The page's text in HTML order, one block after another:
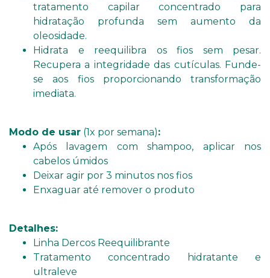
tratamento capilar concentrado para
hidratação profunda sem aumento da
oleosidade.
Hidrata e reequilibra os fios sem pesar.
Recupera a integridade das cutículas. Funde-
se aos fios proporcionando transformação
imediata.
Modo de usar (1x por semana):
Após lavagem com shampoo, aplicar nos
cabelos úmidos
Deixar agir por 3 minutos nos fios
Enxaguar até remover o produto
Detalhes:
Linha Dercos Reequilibrante
Tratamento concentrado hidratante e
ultraleve